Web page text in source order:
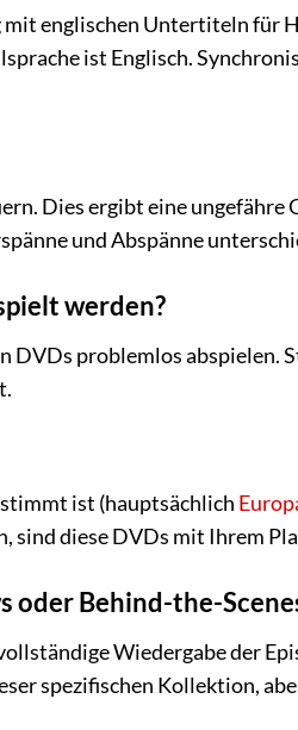
englischen Untertiteln für
ist Englisch.
Dies ergibt eine
und Abspänne
werden?
problemlos abspielen.
ist (hauptsächlich
sind diese DVDs mit Ihrem
oder Behind-the-
Wiedergabe der
spezifischen Kollektion,